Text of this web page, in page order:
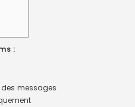
:
des messages